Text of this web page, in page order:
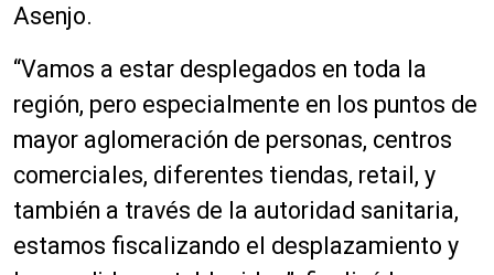
Asenjo.
“Vamos a estar desplegados en toda la
región, pero especialmente en los puntos de
mayor aglomeración de personas, centros
comerciales, diferentes tiendas, retail, y
también a través de la autoridad sanitaria,
estamos fiscalizando el desplazamiento y